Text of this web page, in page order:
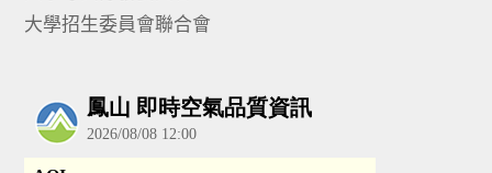
大學招生委員會聯合會